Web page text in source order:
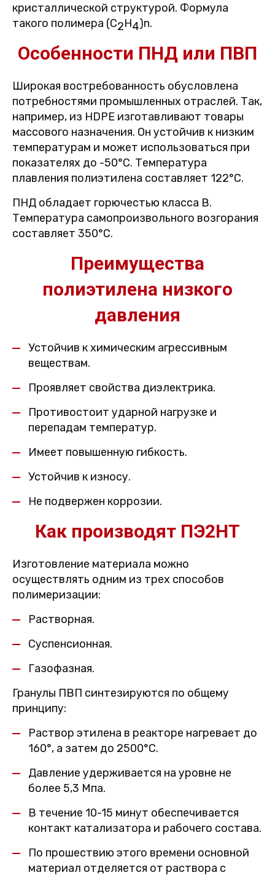
кристаллической структурой. Формула
такого полимера (C2H4)n.
Особенности ПНД или ПВП
Широкая востребованность обусловлена
потребностями промышленных отраслей. Так,
например, из HDPE изготавливают товары
массового назначения. Он устойчив к низким
температурам и может использоваться при
показателях до -50°С. Температура
плавления полиэтилена составляет 122°С.
ПНД обладает горючестью класса B.
Температура самопроизвольного возгорания
составляет 350°С.
Преимущества
полиэтилена низкого
давления
Устойчив к химическим агрессивным
веществам.
Проявляет свойства диэлектрика.
Противостоит ударной нагрузке и
перепадам температур.
Имеет повышенную гибкость.
Устойчив к износу.
Не подвержен коррозии.
Как производят ПЭ2НТ
Изготовление материала можно
осуществлять одним из трех способов
полимеризации:
Растворная.
Суспенсионная.
Газофазная.
Гранулы ПВП синтезируются по общему
принципу:
Раствор этилена в реакторе нагревает до
160°, а затем до 2500°С.
Давление удерживается на уровне не
более 5,3 Мпа.
В течение 10-15 минут обеспечивается
контакт катализатора и рабочего состава.
По прошествию этого времени основной
материал отделяется от раствора с